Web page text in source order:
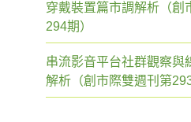
穿戴裝置篇市調解析（創
294期）
串流影音平台社群觀察與
解析（創市際雙週刊第293